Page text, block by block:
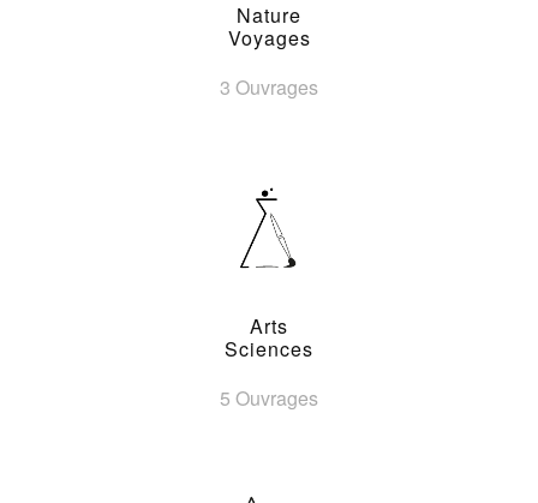
Nature
Voyages
3 Ouvrages
Arts
Sciences
5 Ouvrages